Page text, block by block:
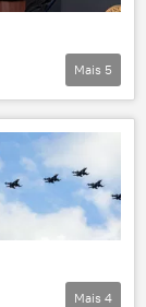
Mais 5
Mais 4